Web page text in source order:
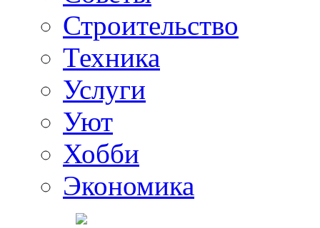
Строительство
Техника
Услуги
Уют
Хобби
Экономика